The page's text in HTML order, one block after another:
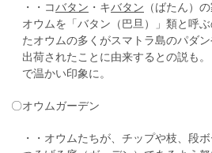
・・コバタン ・キバタン （ばたん）
オウムを「バタン（巴旦）」類と呼
たオウムの多くがスマトラ島のパダ
出荷されたことに由来するとの説も
で温かい印象に。
〇オウムガーデン
・・オウムたちが、チップや枝、段